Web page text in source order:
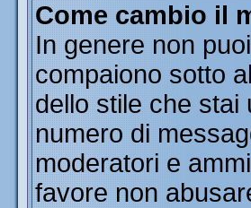
Come cambio il
In genere non
compaiono sotto
dello stile che stai
numero di
moderatori e
favore non